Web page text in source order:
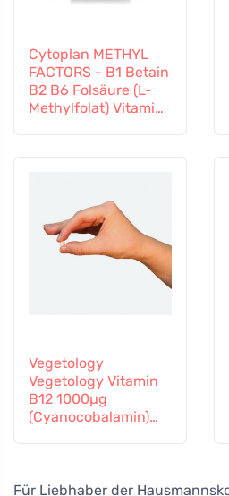
Cytoplan METHYL
FACTORS - B1 Betain
B2 B6 Folsäure (L-
Methylfolat) Vitamin
Vegetology
Vegetology Vitamin
B12 1000µg
(Cyanocobalamin)
Für Liebhaber der